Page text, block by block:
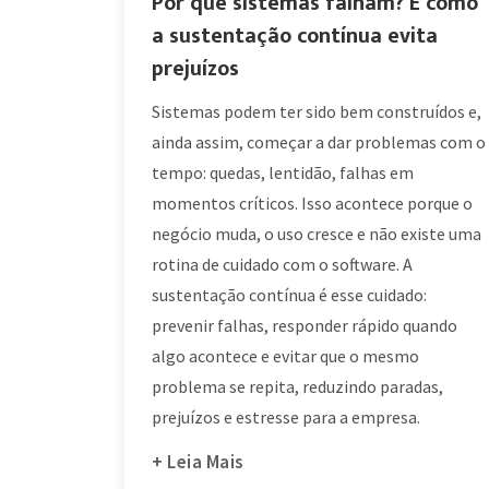
a sustentação contínua evita
prejuízos
Sistemas podem ter sido bem construídos e,
ainda assim, começar a dar problemas com o
tempo: quedas, lentidão, falhas em
momentos críticos. Isso acontece porque o
negócio muda, o uso cresce e não existe uma
rotina de cuidado com o software. A
sustentação contínua é esse cuidado:
prevenir falhas, responder rápido quando
algo acontece e evitar que o mesmo
problema se repita, reduzindo paradas,
prejuízos e estresse para a empresa.
+ Leia Mais